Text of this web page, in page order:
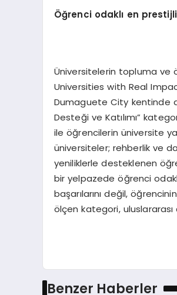
Öğrenci odaklı en
Üniversitelerin topluma ve
Universities with Real
Dumaguete City kentinde
Desteği ve Katılımı”
ile öğrencilerin üniversite
üniversiteler; rehberlik ve
yeniliklerle desteklenen
bir yelpazede öğrenci
başarılarını değil,
ölçen kategori,
Benzer Haberler